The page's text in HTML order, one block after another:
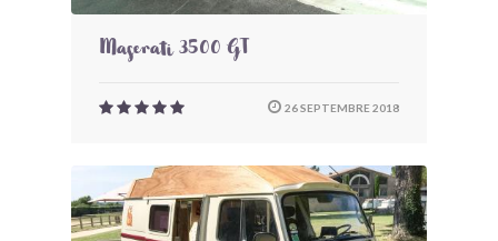
Maserati 3500 GT
26 SEPTEMBRE 2018